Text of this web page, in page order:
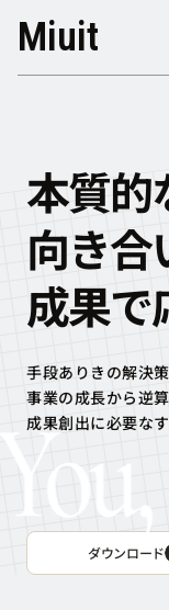
Miuit
本質的
向き合
成果で
手段ありきの解決策
事業の成長から逆算
成果創出に必要な
ダウンロード
ダウンロード